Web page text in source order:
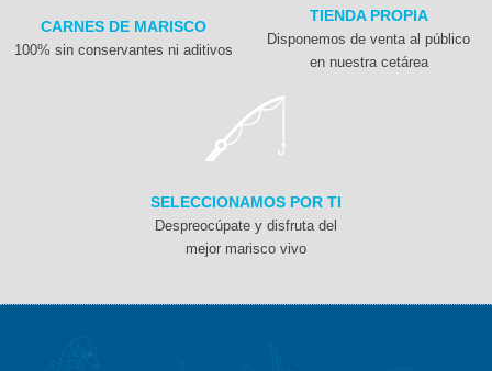
CARNES DE MARISCO
100% sin conservantes ni aditivos
TIENDA PROPIA
Disponemos de venta al público
en nuestra cetárea
SELECCIONAMOS POR TI
Despreocúpate y disfruta del
mejor marisco vivo